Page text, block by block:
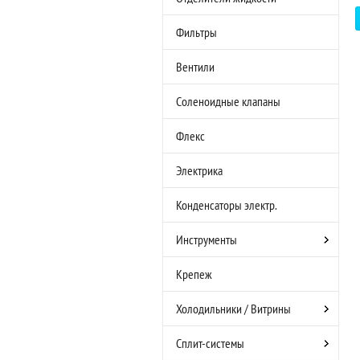
Фильтры
Вентили
Соленоидные клапаны
Флекс
Электрика
Конденсаторы электр.
Инструменты
Крепеж
Холодильники / Витрины
Сплит-системы